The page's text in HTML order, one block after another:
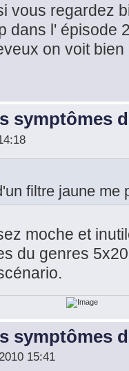
vous regardez
dans l' épisode
on voit
symptômes
filtre jaune me
moche et
du genres
symptômes
15:41